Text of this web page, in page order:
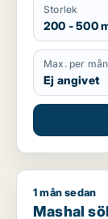
Storlek
200 - 500
Max. per
Ej angivet
Mashal
1 mån sedan
Mashal